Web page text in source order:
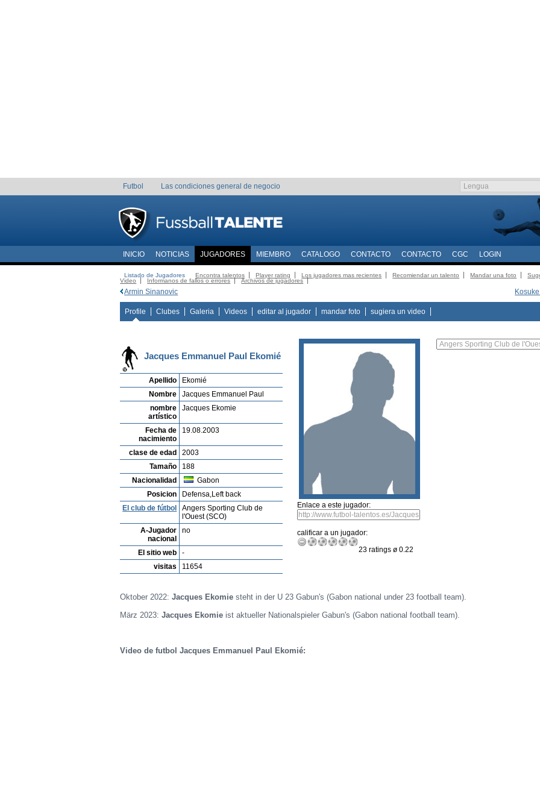
Futbol Las condiciones general de negocio
INICIO NOTICIAS JUGADORES MIEMBRO CATALOGO CONTACTO CONTACTO CGC LOGIN
Listado de Jugadores Encontra talentos Player rating Los jugadores mas recientes Recomiendar un talento Mandar una foto
Video
Informanos de fallos o errores Archivos de jugadores
Armin Sinanovic
Profile Clubes Galeria Videos editar al jugador mandar foto sugiera un video
Jacques Emmanuel Paul Ekomié
Apellido
Ekomié
Nombre
Jacques Emmanuel Paul
nombre
artístico
Jacques Ekomie
Fecha de
nacimiento
19.08.2003
clase de edad
2003
Tamaño
188
Nacionalidad
Gabon
Posicion
Defensa,Left back
El club de fútbol
Angers Sporting Club de
l'Ouest (SCO)
A-Jugador
nacional
no
El sitio web
-
visitas
11654
Enlace a este jugador:
calificar a un jugador:
23 ratings ø 0.22
Oktober 2022:Jacques Ekomiesteht in der U 23 Gabun's (Gabon national under 23 football team).
März 2023:Jacques Ekomie ist aktueller Nationalspieler Gabun's (Gabon national football team).
Video de futbol Jacques Emmanuel Paul Ekomié: